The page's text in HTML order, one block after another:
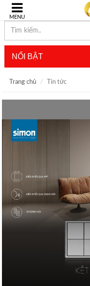
MENU
NỔI BẬT
Trang chủ Tin tức